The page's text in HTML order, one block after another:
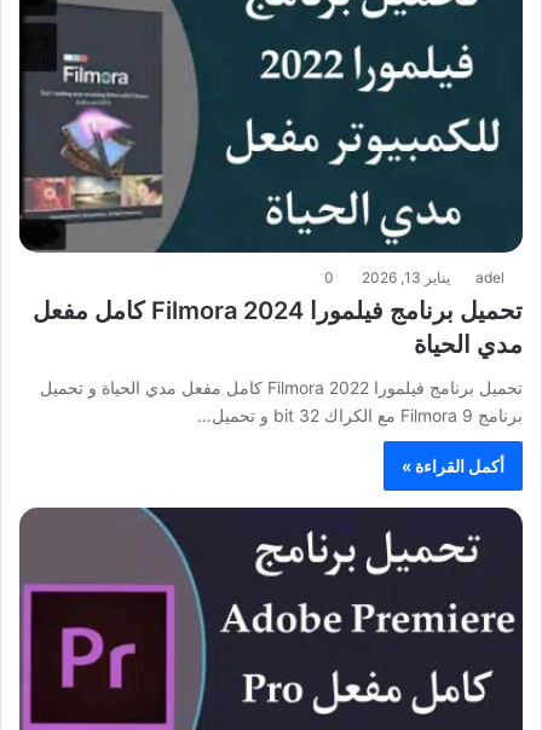
adel يناير 13, 2026 0
تحميل برنامج فيلمورا Filmora 2024 كامل مفعل
مدي الحياة
تحميل برنامج فيلمورا Filmora 2022 كامل مفعل مدي الحياة و تحميل
برنامج Filmora 9 مع الكراك 32 bit و تحميل…
أكمل القراءة »